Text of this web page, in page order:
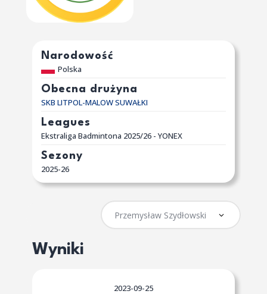
Narodowość
Polska
Obecna drużyna
SKB LITPOL-MALOW SUWAŁKI
Leagues
Ekstraliga Badmintona 2025/26 - YONEX
Sezony
2025-26
Wyniki
2023-09-25